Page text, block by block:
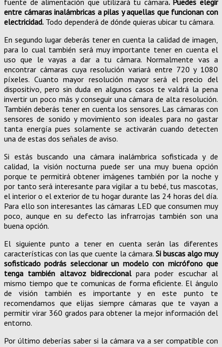
fuente de alimentación que utilizará tu cámara. Puedes elegir
entre cámaras inalámbricas a pilas y aquellas que funcionan con
electricidad. Todo dependerá de dónde quieras ubicar tu cámara.
En segundo lugar deberás tener en cuenta la calidad de imagen,
para lo cual también será muy importante tener en cuenta el
uso que le vayas a dar a tu cámara. Normalmente vas a
encontrar cámaras cuya resolución variará entre 720 y 1080
píxeles. Cuanto mayor resolución mayor será el precio del
dispositivo, pero sin duda en algunos casos te valdrá la pena
invertir un poco más y conseguir una cámara de alta resolución.
También deberás tener en cuenta los sensores. Las cámaras con
sensores de sonido y movimiento son ideales para no gastar
tanta energía pues solamente se activarán cuando detecten
una de estas dos señales de aviso.
Si estás buscando una cámara inalámbrica sofisticada y de
calidad, la visión nocturna puede ser una muy buena opción
porque te permitirá obtener imágenes también por la noche y
por tanto será interesante para vigilar a tu bebé, tus mascotas,
el interior o el exterior de tu hogar durante las 24 horas del día.
Para ello son interesantes las cámaras LED que consumen muy
poco, aunque en su defecto las infrarrojas también son una
buena opción.
El siguiente punto a tener en cuenta serán las diferentes
características con las que cuente la cámara. Si buscas algo muy
sofisticado podrás seleccionar un modelo con micrófono que
tenga también altavoz bidireccionalpara poder escuchar al
mismo tiempo que te comunicas de forma eficiente. El ángulo
de visión también es importante y en este punto te
recomendamos que elijas siempre cámaras que te vayan a
permitir virar 360 grados para obtener la mejor información del
entorno.
Por último deberías saber si la cámara va a ser compatible con